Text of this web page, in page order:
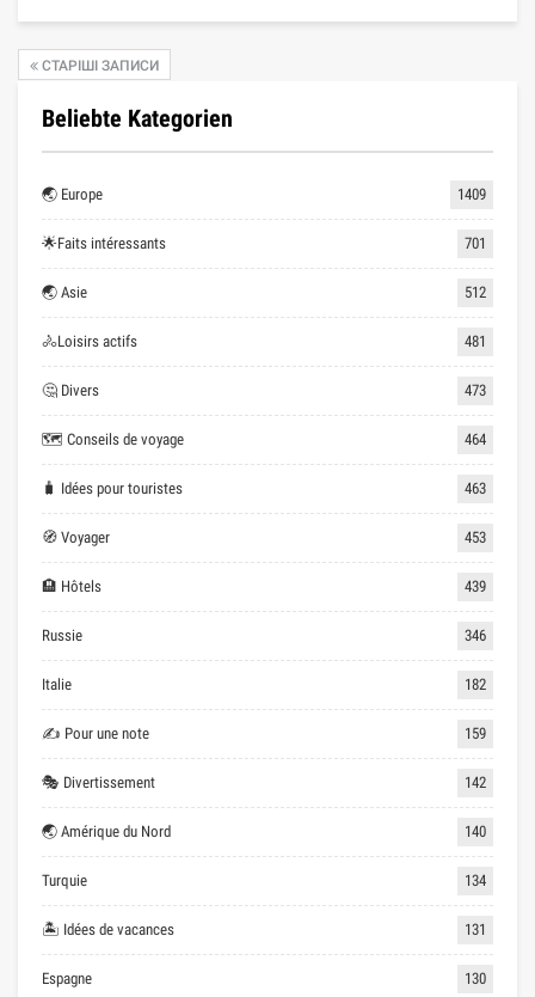
СТАРІШІ ЗАПИСИ
Beliebte Kategorien
🌏 Europe 1409
🌟Faits intéressants 701
🌏 Asie 512
🚴Loisirs actifs 481
🤔 Divers 473
🗺 Conseils de voyage 464
🧳 Idées pour touristes 463
🧭 Voyager 453
🏨 Hôtels 439
Russie 346
Italie 182
✍ Pour une note 159
🎭 Divertissement 142
🌏 Amérique du Nord 140
Turquie 134
🏝 Idées de vacances 131
Espagne 130